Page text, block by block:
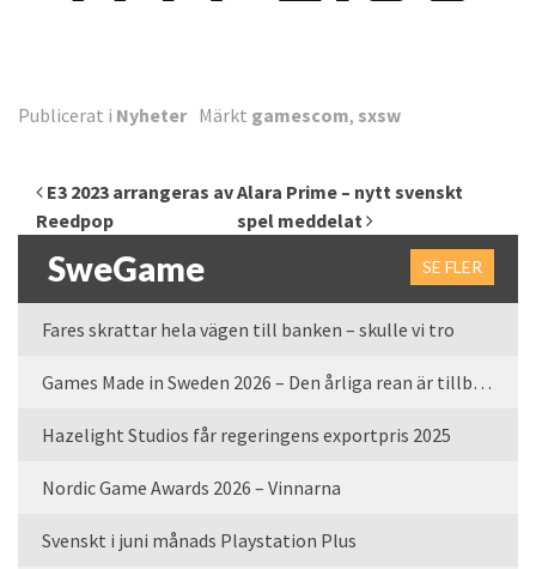
Publicerat i Nyheter Märkt gamescom, sxsw
Inläggsnavigering
E3 2023 arrangeras av
Reedpop
Alara Prime – nytt svenskt
spel meddelat
SweGame SE FLER
Fares skrattar hela vägen till banken – skulle vi tro
Games Made in Sweden 2026 – Den årliga rean är tillbaka
Hazelight Studios får regeringens exportpris 2025
Nordic Game Awards 2026 – Vinnarna
Svenskt i juni månads Playstation Plus